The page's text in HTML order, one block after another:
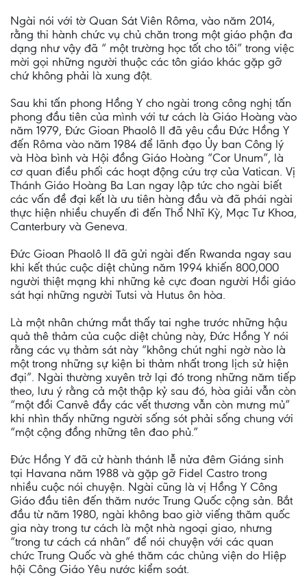
Ngài nói với tờ Quan Sát Viên Rôma, vào năm 2014,
rằng thi hành chức vụ chủ chăn trong một giáo phận đa
dạng như vậy đã “ một trường học tốt cho tôi” trong việc
mời gọi những người thuộc các tôn giáo khác gặp gỡ
chứ không phải là xung đột.
Sau khi tấn phong Hồng Y cho ngài trong công nghị tấn
phong đầu tiên của mình với tư cách là Giáo Hoàng vào
năm 1979, Đức Gioan Phaolô II đã yêu cầu Đức Hồng Y
đến Rôma vào năm 1984 để lãnh đạo Ủy ban Công lý
và Hòa bình và Hội đồng Giáo Hoàng “Cor Unum”, là
cơ quan điều phối các hoạt động cứu trợ của Vatican. Vị
Thánh Giáo Hoàng Ba Lan ngay lập tức cho ngài biết
các vấn đề đại kết là ưu tiên hàng đầu và đã phái ngài
thực hiện nhiều chuyến đi đến Thổ Nhĩ Kỳ, Mạc Tư Khoa,
Canterbury và Geneva.
Đức Gioan Phaolô II đã gửi ngài đến Rwanda ngay sau
khi kết thúc cuộc diệt chủng năm 1994 khiến 800,000
người thiệt mạng khi những kẻ cực đoan người Hồi giáo
sát hại những người Tutsi và Hutus ôn hòa.
Là một nhân chứng mắt thấy tai nghe trước những hậu
quả thê thảm của cuộc diệt chủng này, Đức Hồng Y nói
rằng các vụ thảm sát này “không chút nghi ngờ nào là
một trong những sự kiện bi thảm nhất trong lịch sử hiện
đại”. Ngài thường xuyên trở lại đó trong những năm tiếp
theo, lưu ý rằng cả một thập kỷ sau đó, hòa giải vẫn còn
“một đồi Canvê đầy các vết thương vẫn còn mưng mủ”
khi nhìn thấy những người sống sót phải sống chung với
“một cộng đồng những tên đao phủ.”
Đức Hồng Y đã cử hành thánh lễ nửa đêm Giáng sinh
tại Havana năm 1988 và gặp gỡ Fidel Castro trong
nhiều cuộc nói chuyện. Ngài cũng là vị Hồng Y Công
Giáo đầu tiên đến thăm nước Trung Quốc cộng sản. Bắt
đầu từ năm 1980, ngài không bao giờ viếng thăm quốc
gia này trong tư cách là một nhà ngoại giao, nhưng
“trong tư cách cá nhân” để nói chuyện với các quan
chức Trung Quốc và ghé thăm các chủng viện do Hiệp
hội Công Giáo Yêu nước kiểm soát.